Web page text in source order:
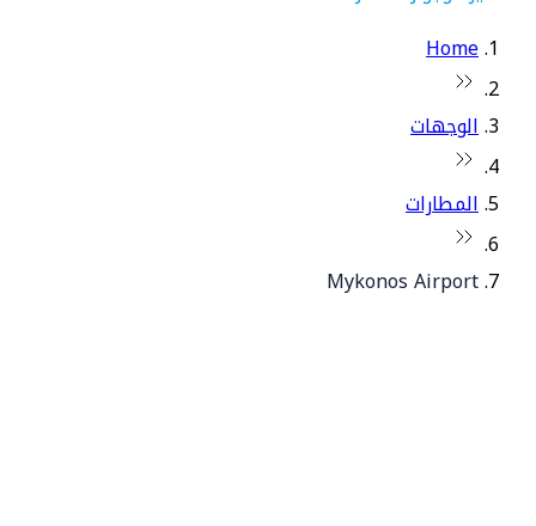
Home
الوجهات
المطارات
Mykonos Airport